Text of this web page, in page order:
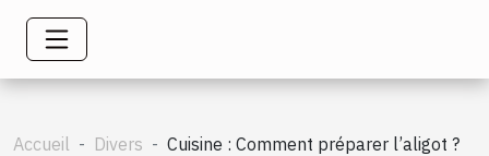
Accueil Divers Cuisine : Comment préparer l’aligot ?